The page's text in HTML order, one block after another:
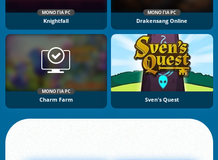
ΜΌΝΟ ΓΙΑ PC
Knightfall
ΜΌΝΟ ΓΙΑ PC
Drakensang Online
ΜΌΝΟ ΓΙΑ PC
Charm Farm Sven's Quest